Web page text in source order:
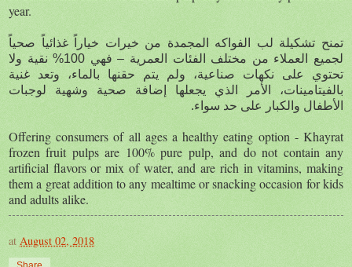
year.
تمنح تشكيلة لب الفواكه المجمدة من خيرات خياراً غذائياً صحياً
لجميع العملاء من مختلف الفئات العمرية – فهي 100% نقية ولا
تحتوي على نكهات صناعية، ولم يتم حقنها بالماء، وتعد غنية
بالفيتامينات، الأمر الذي يجعلها إضافة صحية وشهية لوجبات
الأطفال والكبار على حد سواء.
Offering consumers of all ages a healthy eating option - Khayrat
frozen fruit pulps are 100% pure pulp, and do not contain any
artificial flavors or mix of water, and are rich in vitamins, making
them a great addition to any mealtime or snacking occasion for kids
and adults alike.
at August 02, 2018